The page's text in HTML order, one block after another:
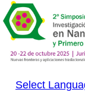
Select